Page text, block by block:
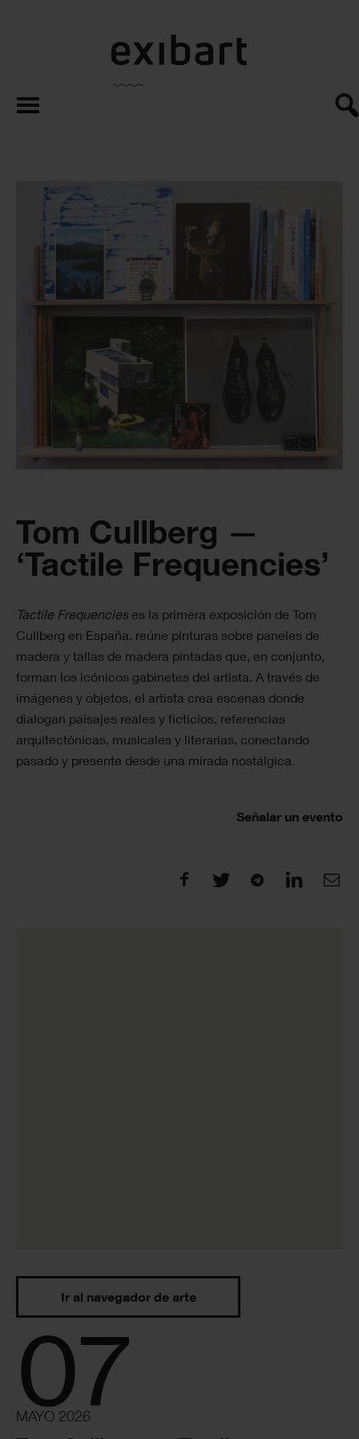
exibart.es
Tom Cullberg —
‘Tactile Frequencies’
Tactile Frequencieses la primera exposición de Tom
Cullberg en España, reúne pinturas sobre paneles de
madera y tallas de madera pintadas que, en conjunto,
forman los icónicos gabinetes del artista. A través de
imágenes y objetos, el artista crea escenas donde
dialogan paisajes reales y ficticios, referencias
arquitectónicas, musicales y literarias, conectando
pasado y presente desde una mirada nostálgica.
Señalar un evento
Ir al navegador de arte
07
MAYO 2026